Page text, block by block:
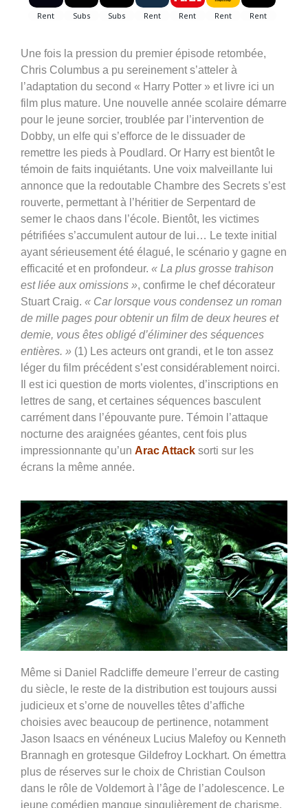
Une fois la pression du premier épisode retombée,
Chris Columbus a pu sereinement s’atteler à
l’adaptation du second « Harry Potter » et livre ici un
film plus mature. Une nouvelle année scolaire démarre
pour le jeune sorcier, troublée par l’intervention de
Dobby, un elfe qui s’efforce de le dissuader de
remettre les pieds à Poudlard. Or Harry est bientôt le
témoin de faits inquiétants. Une voix malveillante lui
annonce que la redoutable Chambre des Secrets s’est
rouverte, permettant à l’héritier de Serpentard de
semer le chaos dans l’école. Bientôt, les victimes
pétrifiées s’accumulent autour de lui… Le texte initial
ayant sérieusement été élagué, le scénario y gagne en
efficacité et en profondeur. « La plus grosse trahison
est liée aux omissions », confirme le chef décorateur
Stuart Craig. « Car lorsque vous condensez un roman
de mille pages pour obtenir un film de deux heures et
demie, vous êtes obligé d’éliminer des séquences
entières. » (1) Les acteurs ont grandi, et le ton assez
léger du film précédent s’est considérablement noirci.
Il est ici question de morts violentes, d’inscriptions en
lettres de sang, et certaines séquences basculent
carrément dans l’épouvante pure. Témoin l’attaque
nocturne des araignées géantes, cent fois plus
impressionnante qu’un Arac Attack sorti sur les
écrans la même année.
Même si Daniel Radcliffe demeure l’erreur de casting
du siècle, le reste de la distribution est toujours aussi
judicieux et s’orne de nouvelles têtes d’affiche
choisies avec beaucoup de pertinence, notamment
Jason Isaacs en vénéneux Lucius Malefoy ou Kenneth
Brannagh en grotesque Gildefroy Lockhart. On émettra
plus de réserves sur le choix de Christian Coulson
dans le rôle de Voldemort à l’âge de l’adolescence. Le
jeune comédien manque singulièrement de charisme,